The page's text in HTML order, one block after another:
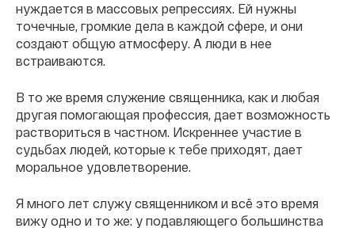
нуждается в массовых репрессиях. Ей нужны
точечные, громкие дела в каждой сфере, и они
создают общую атмосферу. А люди в нее
встраиваются.
В то же время служение священника, как и любая
другая помогающая профессия, дает возможность
раствориться в частном. Искреннее участие в
судьбах людей, которые к тебе приходят, дает
моральное удовлетворение.
Я много лет служу священником и всё это время
вижу одно и то же: у подавляющего большинства